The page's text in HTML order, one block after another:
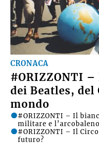
CRONACA
#ORIZZONTI
dei Beatles, del
mondo
#ORIZZONTI – Il
militare e
#ORIZZONTI – Il
futuro?